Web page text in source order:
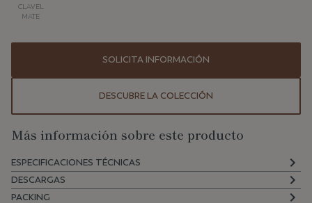
CLAVEL
MATE
SOLICITA INFORMACIÓN
DESCUBRE LA COLECCIÓN
Más información sobre este producto
ESPECIFICACIONES TÉCNICAS
DESCARGAS
PACKING